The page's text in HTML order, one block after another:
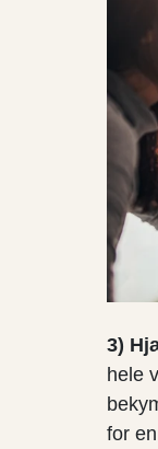
3)
hele
for